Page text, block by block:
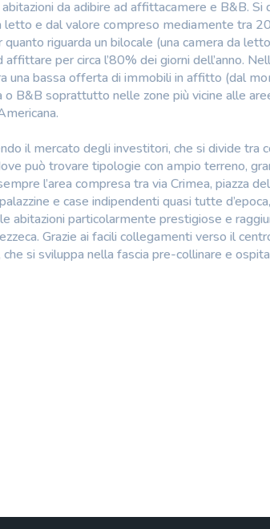
da adibire ad affittacamere e B&B. Si
e dal valore compreso mediamente tra
riguarda un bilocale (una camera da
per circa l’80% dei giorni dell’anno.
una bassa offerta di immobili in affitto (dal
B&B soprattutto nelle zone più vicine alle
il mercato degli investitori, che si divide tra
può trovare tipologie con ampio terreno,
l’area compresa tra via Crimea, piazza
e case indipendenti quasi tutte
particolarmente prestigiose e
Grazie ai facili collegamenti verso il
si sviluppa nella fascia pre-collinare e